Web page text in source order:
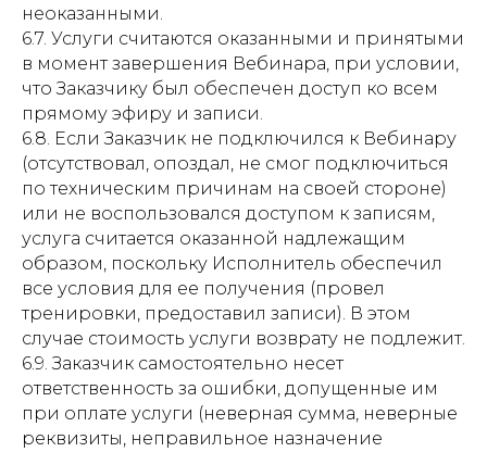
неоказанными.
6.7. Услуги считаются оказанными и принятыми
в момент завершения Вебинара, при условии,
что Заказчику был обеспечен доступ ко всем
прямому эфиру и записи.
6.8. Если Заказчик не подключился к Вебинару
(отсутствовал, опоздал, не смог подключиться
по техническим причинам на своей стороне)
или не воспользовался доступом к записям,
услуга считается оказанной надлежащим
образом, поскольку Исполнитель обеспечил
все условия для ее получения (провел
тренировки, предоставил записи). В этом
случае стоимость услуги возврату не подлежит.
6.9. Заказчик самостоятельно несет
ответственность за ошибки, допущенные им
при оплате услуги (неверная сумма, неверные
реквизиты, неправильное назначение